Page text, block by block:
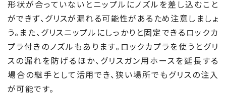
形状が合っていないとニップルにノズルを差し込むこと
ができず、グリスが漏れる可能性があるため注意しましょ
う。また、グリスニップルにしっかりと固定できるロックカ
プラ付きのノズルもあります。ロックカプラを使うとグリ
スの漏れを防げるほか、グリスガン用ホースを延長する
場合の継手として活用でき、狭い場所でもグリスの注入
が可能です。